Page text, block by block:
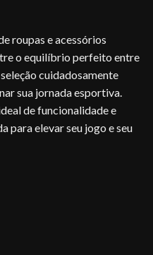
roupas e acessórios
o equilíbrio perfeito entre
cuidadosamente
sua jornada esportiva.
de funcionalidade e
para elevar seu jogo e seu